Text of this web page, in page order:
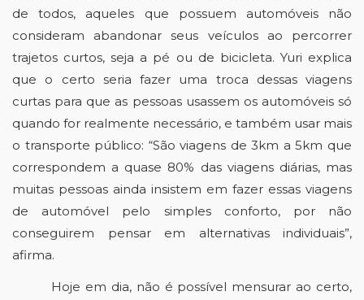
de todos, aqueles que possuem automóveis não
consideram abandonar seus veículos ao percorrer
trajetos curtos, seja a pé ou de bicicleta. Yuri explica
que o certo seria fazer uma troca dessas viagens
curtas para que as pessoas usassem os automóveis só
quando for realmente necessário, e também usar mais
o transporte público: “São viagens de 3km a 5km que
correspondem a quase 80% das viagens diárias, mas
muitas pessoas ainda insistem em fazer essas viagens
de automóvel pelo simples conforto, por não
conseguirem pensar em alternativas individuais”,
afirma.
Hoje em dia, não é possível mensurar ao certo,